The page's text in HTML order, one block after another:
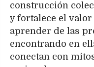
construcción
y fortalece el
aprender de las
encontrando en
conectan con